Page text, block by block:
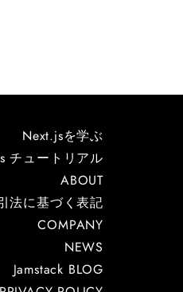
Next.jsを学ぶ
チュートリアル
ABOUT
法に基づく表記
COMPANY
NEWS
Jamstack BLOG